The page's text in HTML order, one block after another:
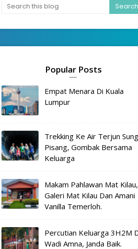
Popular Posts
Empat Menara Di Kuala
Lumpur
Trekking Ke Air Terjun
Pisang, Gombak Bersama
Keluarga
Makam Pahlawan Mat Kilau,
Galeri Mat Kilau Dan Amani
Vanilla Temerloh.
Percutian Keluarga 3H2M
Wadi Amna, Janda Baik.